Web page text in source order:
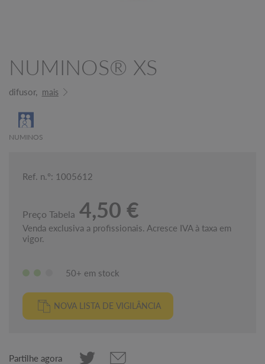
NUMINOS® XS
difusor, mais
NUMINOS
Ref. n.º: 1005612
Preço Tabela 4,50 €
Venda exclusiva a profissionais. Acresce IVA à taxa em
vigor.
50+ em stock
NOVA LISTA DE VIGILÂNCIA
Partilhe agora